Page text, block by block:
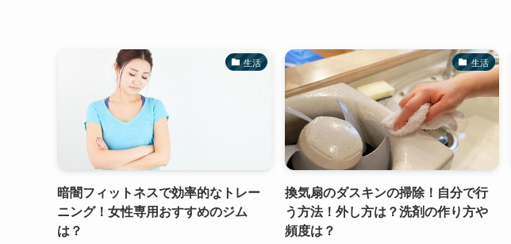
生活
暗闇フィットネスで効率的なトレー
ニング！女性専用おすすめのジム
は？
生活
換気扇のダスキンの掃除！自分で行
う方法！外し方は？洗剤の作り方や
頻度は？